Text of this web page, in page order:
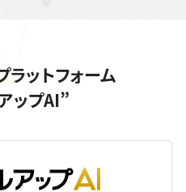
ットフォーム
ップAI”
skillupai